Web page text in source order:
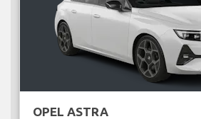
OPEL ASTRA